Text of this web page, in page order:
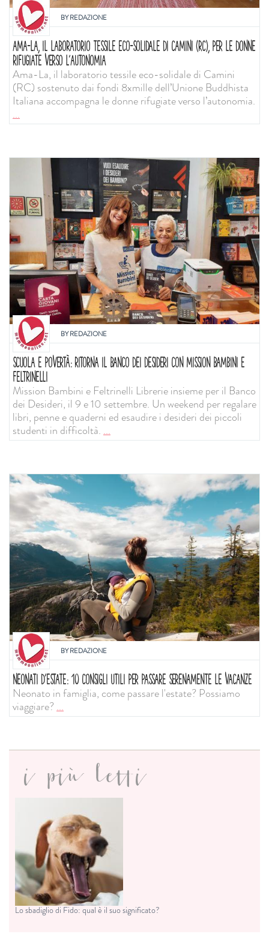
BYREDAZIONE
AMA-LA, IL LABORATORIO TESSILE ECO-SOLIDALE DI CAMINI (RC), PER LE DONNE
RIFUGIATE VERSO L’AUTONOMIA
Ama-La, il laboratorio tessile eco-solidale di Camini
(RC) sostenuto dai fondi 8xmille dell’Unione Buddhista
Italiana accompagna le donne rifugiate verso l’autonomia.
...
BYREDAZIONE
SCUOLA E POVERTÀ: RITORNA IL BANCO DEI DESIDERI CON MISSION BAMBINI E
FELTRINELLI
Mission Bambini e Feltrinelli Librerie insieme per il Banco
dei Desideri, il 9 e 10 settembre. Un weekend per regalare
libri, penne e quaderni ed esaudire i desideri dei piccoli
studenti in difficoltà....
BYREDAZIONE
NEONATI D'ESTATE: 10 CONSIGLI UTILI PER PASSARE SERENAMENTE LE VACANZE
Neonato in famiglia, come passare l'estate? Possiamo
viaggiare?...
i più letti
Lo sbadiglio di Fido: qual è il suo significato?